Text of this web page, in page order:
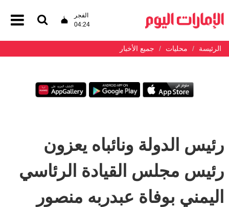
الفجر
04:24
الرئيسة محليات جميع الأخبار
رئيس الدولة ونائباه يعزون
رئيس مجلس القيادة الرئاسي
اليمني بوفاة عبدربه منصور